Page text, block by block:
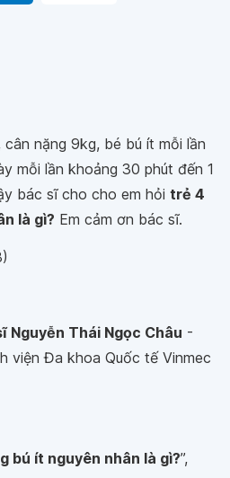
nặng 9kg, bé bú ít mỗi lần
mỗi lần khoảng 30 phút đến 1
bác sĩ cho cho em hỏi trẻ 4
là gì? Em cảm ơn bác sĩ.
Nguyễn Thái Ngọc Châu -
viện Đa khoa Quốc tế Vinmec
bú ít nguyên nhân là gì?”,